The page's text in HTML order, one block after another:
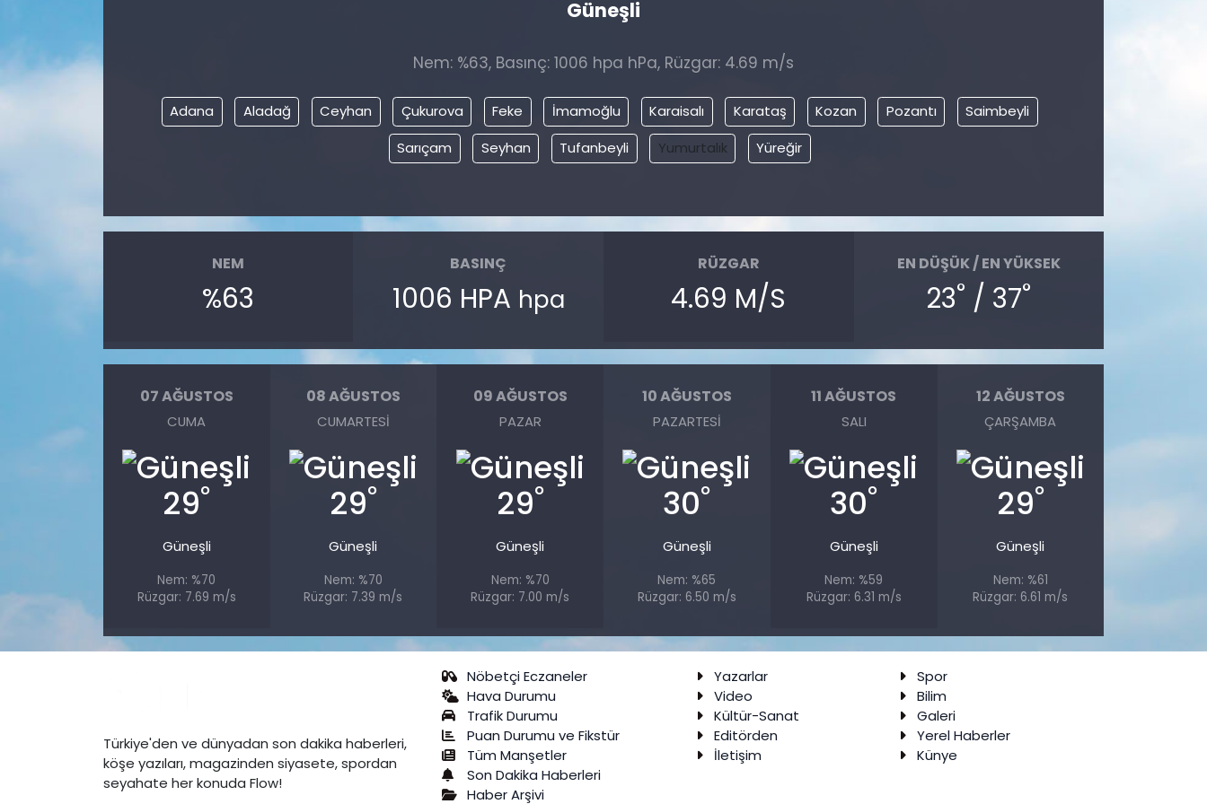
Güneşli
Nem: %63, Basınç: 1006 hpa hPa, Rüzgar: 4.69 m/s
Adana Aladağ Ceyhan Çukurova Feke İmamoğlu Karaisalı Karataş Kozan Pozantı
Saimbeyli
Sarıçam
Seyhan Tufanbeyli Yumurtalık Yüreğir
NEM
%63
BASINÇ
1006 HPA hpa
RÜZGAR
4.69 M/S
EN DÜŞÜK / EN YÜKSEK
23° / 37°
07 AĞUSTOS
CUMA
29°
Güneşli
Nem: %70
Rüzgar: 7.69 m/s
08 AĞUSTOS
CUMARTESI
29°
Güneşli
Nem: %70
Rüzgar: 7.39 m/s
09 AĞUSTOS
PAZAR
29°
Güneşli
Nem: %70
Rüzgar: 7.00 m/s
10 AĞUSTOS
PAZARTESI
30°
Güneşli
Nem: %65
Rüzgar: 6.50 m/s
11 AĞUSTOS
SALI
30°
Güneşli
Nem: %59
Rüzgar: 6.31 m/s
12 AĞUSTOS
ÇARŞAMBA
29°
Güneşli
Nem: %61
Rüzgar: 6.61 m/s
Türkiye'den ve dünyadan son dakika haberleri,
köşe yazıları, magazinden siyasete, spordan
seyahate her konuda Flow!
Nöbetçi Eczaneler
Hava Durumu
Trafik Durumu
Puan Durumu ve Fikstür
Tüm Manşetler
Son Dakika Haberleri
Haber Arşivi
Yazarlar
Spor
Video
Bilim
Kültür-Sanat
Galeri
Editörden
Yerel Haberler
İletişim
Künye